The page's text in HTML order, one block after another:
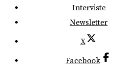
Interviste
Newsletter
X
Facebook